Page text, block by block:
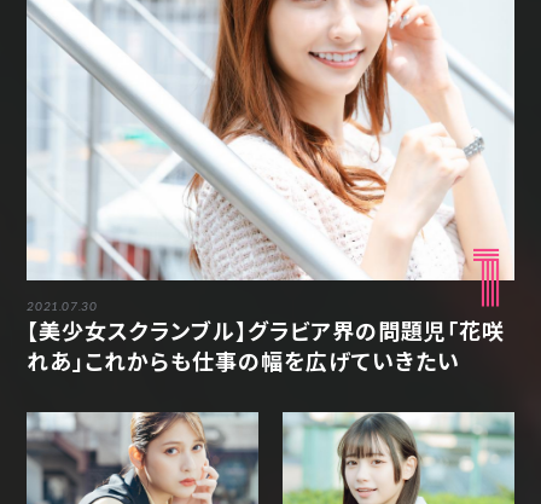
1
2021.07.30
【美少女スクランブル】グラビア界の問題児「花咲
れあ」これからも仕事の幅を広げていきたい